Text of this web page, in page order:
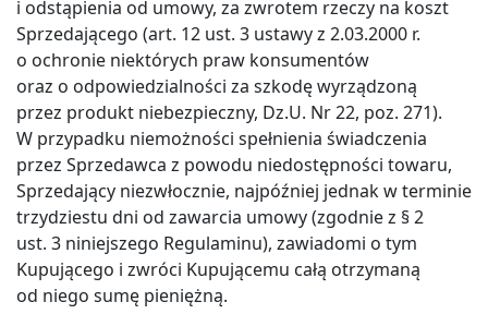
i odstąpienia od umowy, za zwrotem rzeczy na koszt
Sprzedającego (art. 12 ust. 3 ustawy z 2.03.2000 r.
o ochronie niektórych praw konsumentów
oraz o odpowiedzialności za szkodę wyrządzoną
przez produkt niebezpieczny, Dz.U. Nr 22, poz. 271).
W przypadku niemożności spełnienia świadczenia
przez Sprzedawca z powodu niedostępności towaru,
Sprzedający niezwłocznie, najpóźniej jednak w terminie
trzydziestu dni od zawarcia umowy (zgodnie z § 2
ust. 3 niniejszego Regulaminu), zawiadomi o tym
Kupującego i zwróci Kupującemu całą otrzymaną
od niego sumę pieniężną.